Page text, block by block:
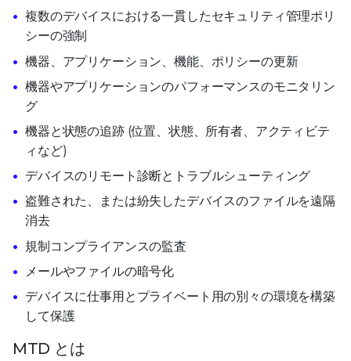
複数のデバイスにおける一貫したセキュリティ管理ポリ
シーの強制
機器、アプリケーション、機能、ポリシーの更新
機器やアプリケーションのパフォーマンスのモニタリン
グ
機器と状態の追跡 (位置、状態、所有者、アクティビテ
ィなど)
デバイスのリモート診断とトラブルシューティング
盗難された、または紛失したデバイスのファイルを遠隔
消去
規制コンプライアンスの監査
メールやファイルの暗号化
デバイスに仕事用とプライベート用の別々の環境を構築
して保護
MTD とは